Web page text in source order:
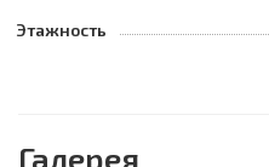
Этажность
Галерея